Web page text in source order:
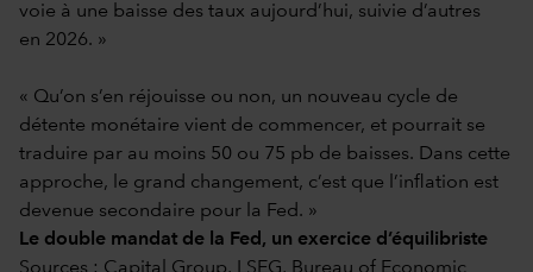
voie à une baisse des taux aujourd’hui, suivie d’autres
en 2026. »
« Qu’on s’en réjouisse ou non, un nouveau cycle de
détente monétaire vient de commencer, et pourrait se
traduire par au moins 50 ou 75 pb de baisses. Dans cette
approche, le grand changement, c’est que l’inflation est
devenue secondaire pour la Fed. »
Le double mandat de la Fed, un exercice d’équilibriste
Sources : Capital Group, LSEG, Bureau of Economic